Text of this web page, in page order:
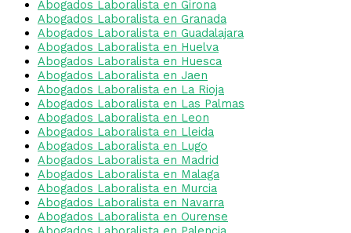
Abogados Laboralista en Girona
Abogados Laboralista en Granada
Abogados Laboralista en Guadalajara
Abogados Laboralista en Huelva
Abogados Laboralista en Huesca
Abogados Laboralista en Jaen
Abogados Laboralista en La Rioja
Abogados Laboralista en Las Palmas
Abogados Laboralista en Leon
Abogados Laboralista en Lleida
Abogados Laboralista en Lugo
Abogados Laboralista en Madrid
Abogados Laboralista en Malaga
Abogados Laboralista en Murcia
Abogados Laboralista en Navarra
Abogados Laboralista en Ourense